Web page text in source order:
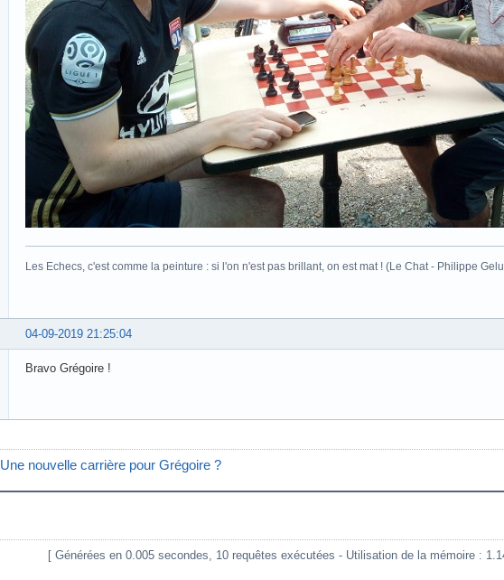
Les Echecs, c'est comme la peinture : si l'on n'est pas brillant, on est mat ! (Le Chat - Philippe
04-09-2019 21:25:04
Bravo Grégoire !
Une nouvelle carrière pour Grégoire ?
[ Générées en 0.005 secondes, 10 requêtes exécutées - Utilisation de la mémoire :